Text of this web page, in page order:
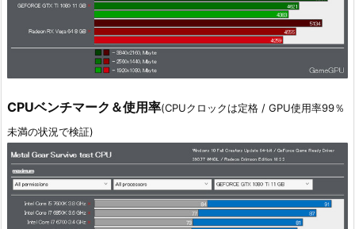
CPUベンチマーク＆使用率(CPUクロックは定格 / GPU使用率99％
未満の状況で検証)